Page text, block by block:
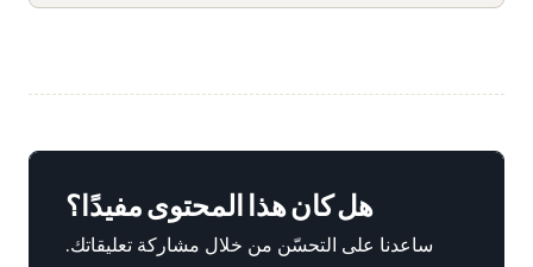
هل كان هذا المحتوى مفيدًا؟
ساعدنا على التحسّن من خلال مشاركة تعليقاتك.